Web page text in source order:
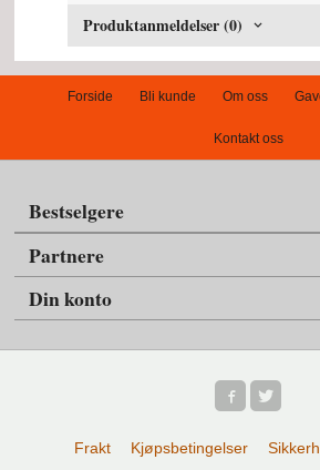
Produktanmeldelser (0)
Forside Bli kunde Om oss
Kontakt oss
Bestselgere
Partnere
Din konto
Frakt Kjøpsbetingelser